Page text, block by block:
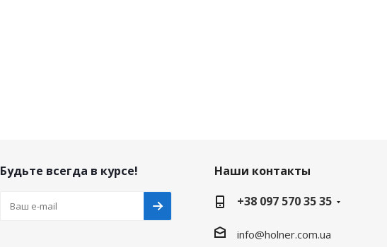
Будьте всегда в курсе!
Наши контакты
+38 097 570 35 35
info@holner.com.ua